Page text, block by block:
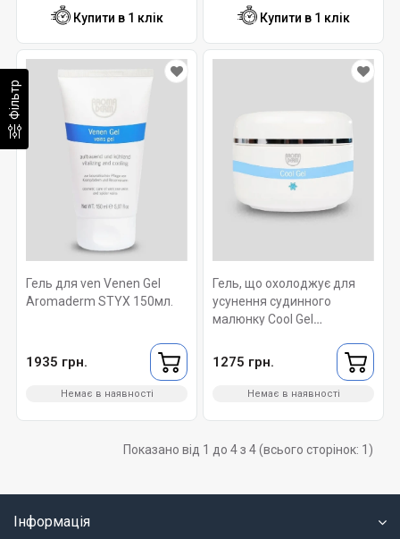
Фільтр
Купити в 1 клік Купити в 1 клік
Гель для ven Venen Gel
Aromaderm STYX 150мл.
1935 грн.
Немає в наявності
Гель, що охолоджує для
усунення судинного
малюнку Cool Gel
1275 грн.
Немає в наявності
Показано від 1 до 4 з 4 (всього сторінок: 1)
Інформація